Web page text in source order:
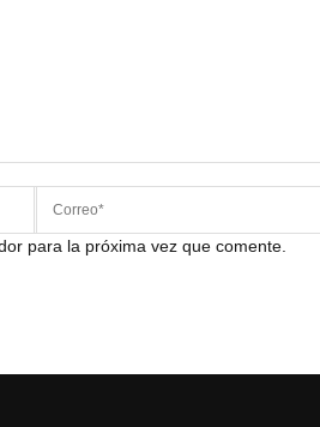
para la próxima vez que comente.